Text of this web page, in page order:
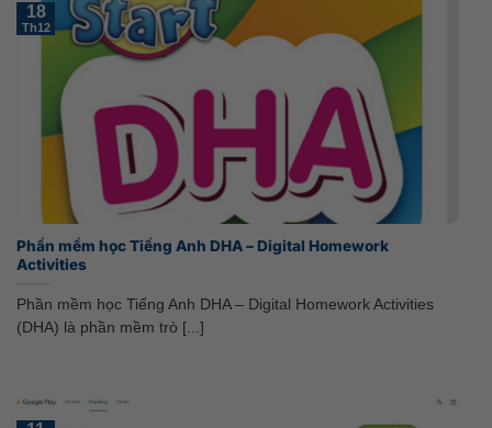
Phần mềm học Tiếng Anh DHA – Digital Homework
Activities
Phần mềm học Tiếng Anh DHA – Digital Homework Activities
(DHA) là phần mềm trò [...]
18
Th12